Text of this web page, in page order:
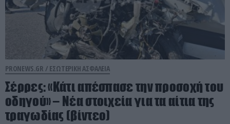
PRONEWS.GR / ΕΣΩΤΕΡΙΚΗ ΑΣΦΑΛΕΙΑ
Σέρρες: «Κάτι απέσπασε την προσοχή του
οδηγού» – Νέα στοιχεία για τα αίτια της
τραγωδίας (βίντεο)